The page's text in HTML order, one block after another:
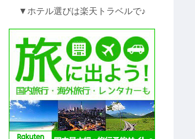
▼ホテル選びは楽天トラベルで♪